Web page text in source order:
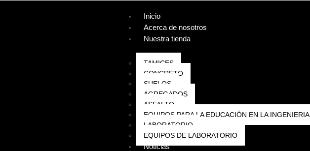
Inicio
Acerca de nosotros
Nuestra tienda
TAMICES
CONCRETO
SUELOS
AGREGADOS
ASFALTO
EQUIPOS PARA LA EDUCACIÓN EN LA INGENIERIA
LABORATORIO
EQUIPOS DE LABORATORIO
Noticias